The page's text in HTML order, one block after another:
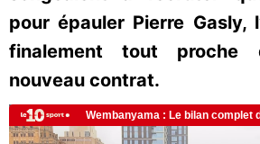
pour épauler Pierre Gasly,
finalement tout proche
nouveau contrat.